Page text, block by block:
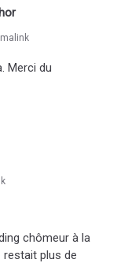
Merci du
chômeur à la
restait plus de